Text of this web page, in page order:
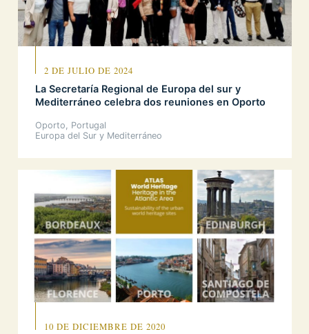
2 DE JULIO DE 2024
La Secretaría Regional de Europa del sur y
Mediterráneo celebra dos reuniones en Oporto
Oporto, Portugal
Europa del Sur y Mediterráneo
10 DE DICIEMBRE DE 2020